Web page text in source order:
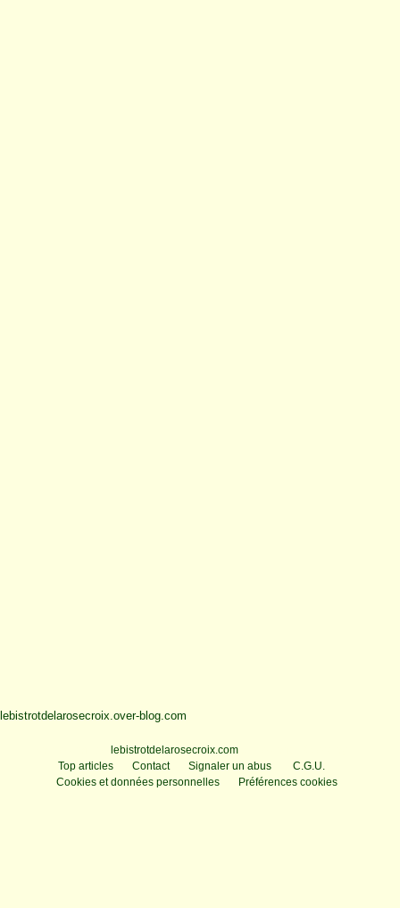
lebistrotdelarosecroix.over-blog.com
lebistrotdelarosecroix.com
Top articles
Contact Signaler un abus
C.G.U.
Cookies et données personnelles
Préférences cookies